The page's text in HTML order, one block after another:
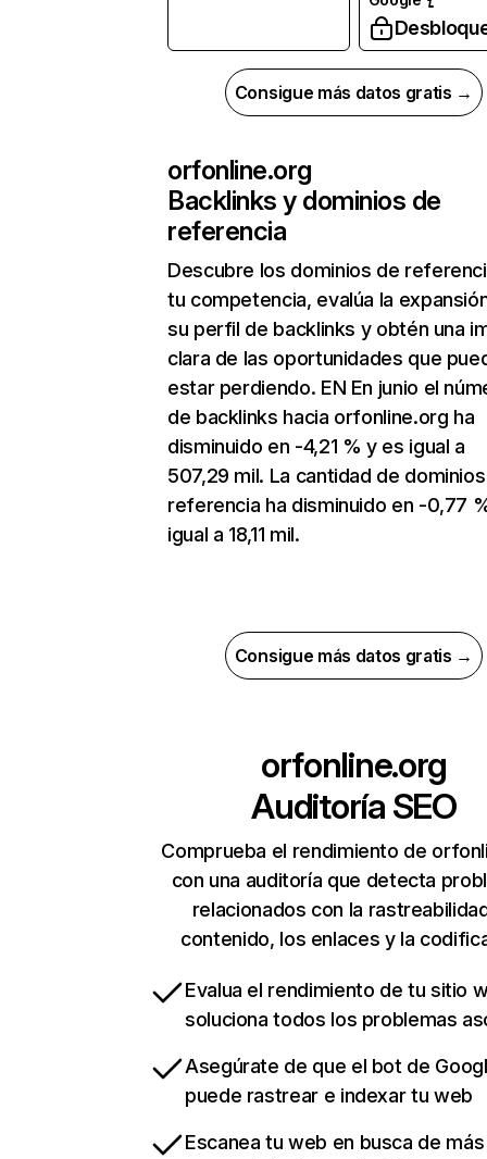
Consigue más datos gratis →
orfonline.org
Backlinks y dominios de
referencia
Descubre los dominios de
tu competencia, evalúa la
su perfil de backlinks y obtén una
clara de las oportunidades que
estar perdiendo. EN En junio el
de backlinks hacia orfonline.org ha
disminuido en -4,21 % y es igual a
507,29 mil. La cantidad de
referencia ha disminuido en -0,77
igual a 18,11 mil.
Consigue más datos gratis →
orfonline.org
Auditoría SEO
Comprueba el rendimiento de
con una auditoría que detecta
relacionados con la
contenido, los enlaces y la
Evalua el rendimiento de tu sitio
soluciona todos los problemas
Asegúrate de que el bot de
puede rastrear e indexar tu web
Escanea tu web en busca de